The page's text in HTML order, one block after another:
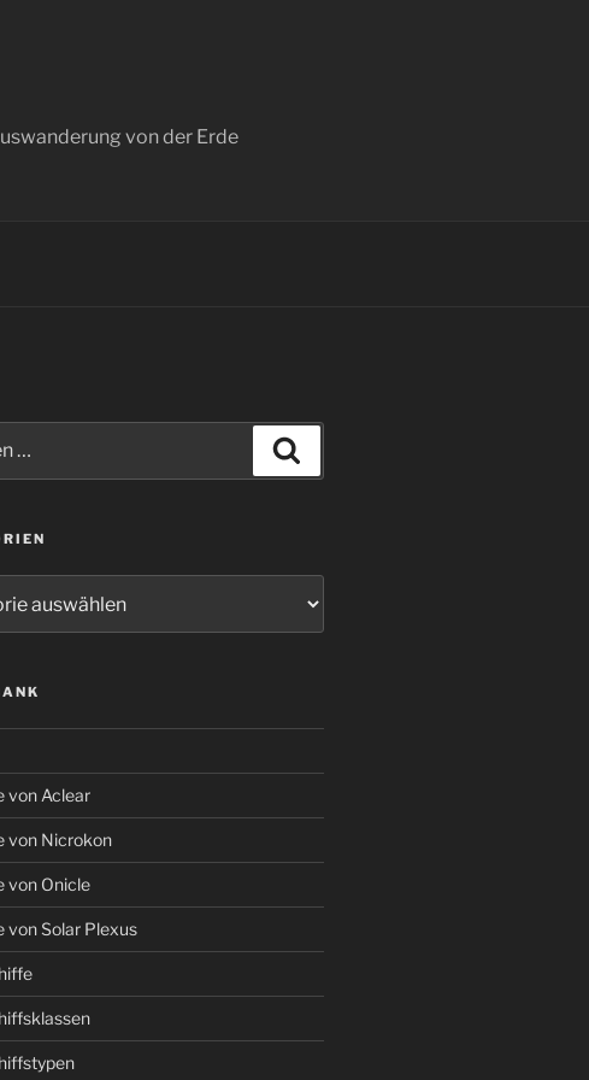
von der Erde
von Aclear
von Nicrokon
von Onicle
von Solar Plexus